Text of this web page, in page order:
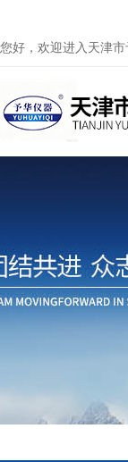
您好，欢迎进入天津市